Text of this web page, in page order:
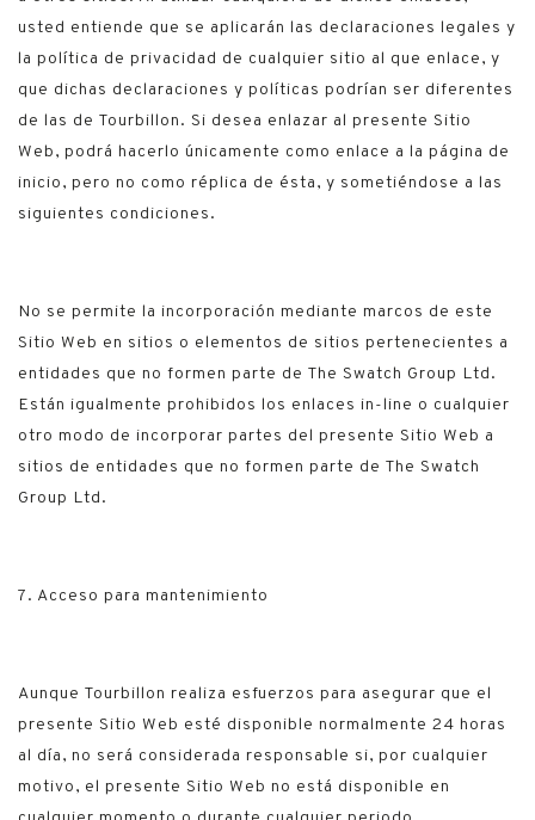
usted entiende que se aplicarán las declaraciones legales y
la política de privacidad de cualquier sitio al que enlace, y
que dichas declaraciones y políticas podrían ser diferentes
de las de Tourbillon. Si desea enlazar al presente Sitio
Web, podrá hacerlo únicamente como enlace a la página de
inicio, pero no como réplica de ésta, y sometiéndose a las
siguientes condiciones.
No se permite la incorporación mediante marcos de este
Sitio Web en sitios o elementos de sitios pertenecientes a
entidades que no formen parte de The Swatch Group Ltd.
Están igualmente prohibidos los enlaces in-line o cualquier
otro modo de incorporar partes del presente Sitio Web a
sitios de entidades que no formen parte de The Swatch
Group Ltd.
7. Acceso para mantenimiento
Aunque Tourbillon realiza esfuerzos para asegurar que el
presente Sitio Web esté disponible normalmente 24 horas
al día, no será considerada responsable si, por cualquier
motivo, el presente Sitio Web no está disponible en